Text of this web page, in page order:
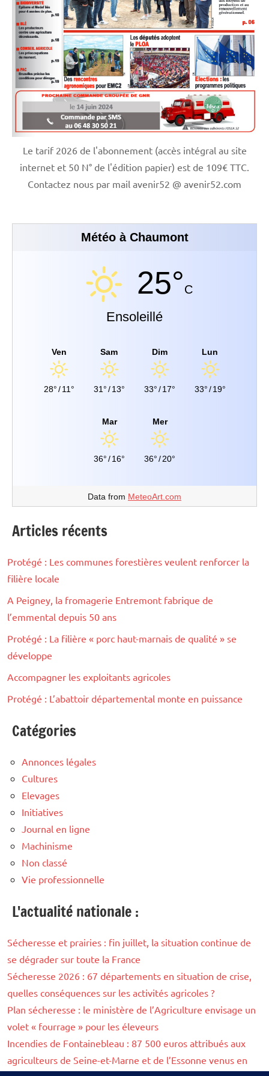
Le tarif 2026 de l'abonnement (accès intégral au site
internet et 50 N° de l'édition papier) est de 109€ TTC.
Contactez nous par mail avenir52 @ avenir52.com
Météo à Chaumont
25°C
Ensoleillé
Ven
28°/ 11°
Sam
31°/ 13°
Dim
33°/ 17°
Lun
33°/ 19°
Mar
36°/16°
Mer
36°/20°
Data from MeteoArt.com
Articles récents
Protégé : Les communes forestières veulent renforcer la
filière locale
A Peigney, la fromagerie Entremont fabrique de
l’emmental depuis 50 ans
Protégé : La filière « porc haut-marnais de qualité » se
développe
Accompagner les exploitants agricoles
Protégé : L’abattoir départemental monte en puissance
Catégories
Annonces légales
Cultures
Elevages
Initiatives
Journal en ligne
Machinisme
Non classé
Vie professionnelle
L'actualité nationale :
Sécheresse et prairies : fin juillet, la situation continue de
se dégrader sur toute la France
Sécheresse 2026 : 67 départements en situation de crise,
quelles conséquences sur les activités agricoles ?
Plan sécheresse : le ministère de l’Agriculture envisage un
volet « fourrage » pour les éleveurs
Incendies de Fontainebleau : 87 500 euros attribués aux
agriculteurs de Seine-et-Marne et de l’Essonne venus en